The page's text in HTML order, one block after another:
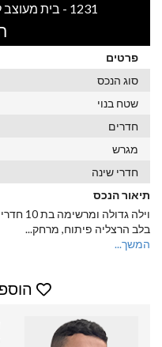
1231 - בית מעוצב להשכרה בהרצליה פיתוח
פרטים
סוג הנכס
שטח בנוי
חדרים
מגרש
חדרי שינה
תיאור הנכס
בלב הרצליה פיתוח, מרחק...
המשך...